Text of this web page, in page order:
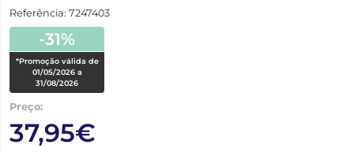
Referência: 7247403
-31%
*Promoção válida de
01/05/2026 a
31/08/2026
Preço:
37,95€